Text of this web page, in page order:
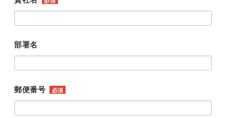
部署名
郵便番号 必須